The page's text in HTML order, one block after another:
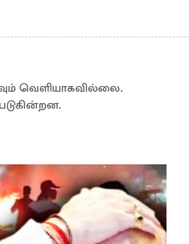
வெளியாகவில்லை.